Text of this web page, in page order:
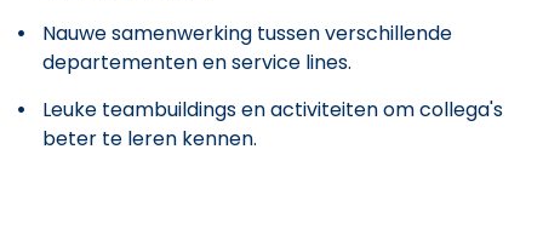
Nauwe samenwerking tussen verschillende
departementen en service lines.
Leuke teambuildings en activiteiten om collega's
beter te leren kennen.